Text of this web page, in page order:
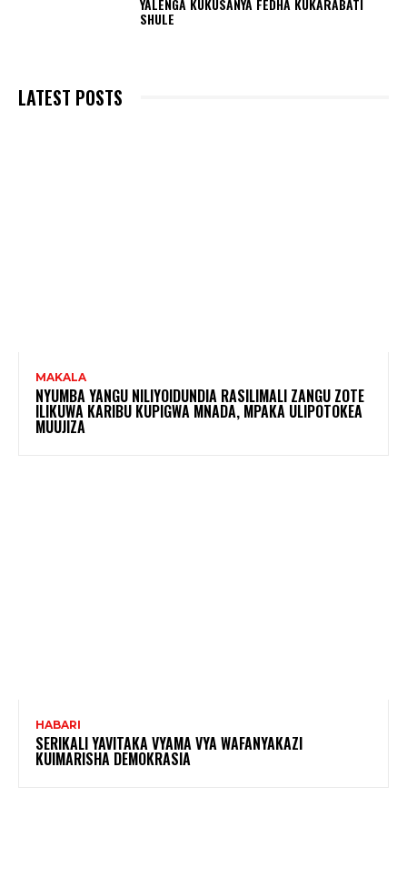
YALENGA KUKUSANYA FEDHA KUKARABATI
SHULE
LATEST POSTS
MAKALA
NYUMBA YANGU NILIYOIDUNDIA RASILIMALI ZANGU ZOTE
ILIKUWA KARIBU KUPIGWA MNADA, MPAKA ULIPOTOKEA
MUUJIZA
HABARI
SERIKALI YAVITAKA VYAMA VYA WAFANYAKAZI
KUIMARISHA DEMOKRASIA